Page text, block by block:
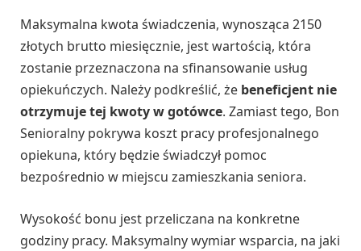
Maksymalna kwota świadczenia, wynosząca 2150
złotych brutto miesięcznie, jest wartością, która
zostanie przeznaczona na sfinansowanie usług
opiekuńczych. Należy podkreślić, że beneficjent nie
otrzymuje tej kwoty w gotówce. Zamiast tego, Bon
Senioralny pokrywa koszt pracy profesjonalnego
opiekuna, który będzie świadczył pomoc
bezpośrednio w miejscu zamieszkania seniora.
Wysokość bonu jest przeliczana na konkretne
godziny pracy. Maksymalny wymiar wsparcia, na jaki